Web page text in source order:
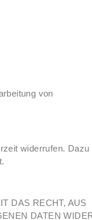
von
widerrufen. Dazu
DAS RECHT, AUS
DATEN